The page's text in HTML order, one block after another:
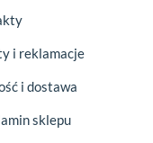
i reklamacje
i dostawa
sklepu